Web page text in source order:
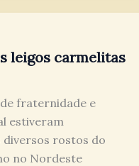
leigos carmelitas
fraternidade e
estiveram
rostos do
no Nordeste